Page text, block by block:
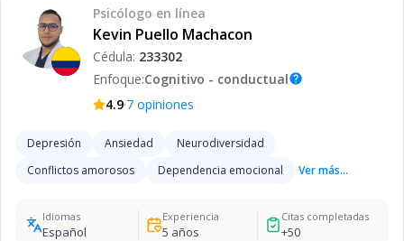
Psicólogo en línea
Kevin Puello Machacon
Cédula: 233302
Enfoque:Cognitivo - conductualhelp
4.9·7 opiniones
Depresión Ansiedad
Neurodiversidad
Conflictos amorosos
Dependencia emocional Ver más...
Idiomas
Español
Experiencia
5 años
Citas completadas
+50